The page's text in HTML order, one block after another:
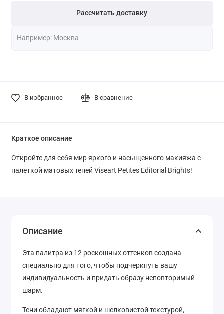
Рассчитать доставку
В избранное В сравнение
Краткое описание
Откройте для себя мир яркого и насыщенного макияжа с
палеткой матовых теней Viseart Petites Editorial Brights!
Описание
Эта палитра из 12 роскошных оттенков создана
специально для того, чтобы подчеркнуть вашу
индивидуальность и придать образу неповторимый
шарм.
Тени обладают мягкой и шелковистой текстурой,